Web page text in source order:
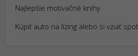
Najlepšie motivačné knihy
Kúpiť auto na lízing alebo si vziať